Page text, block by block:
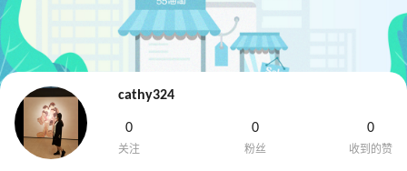
cathy324
0 0 0